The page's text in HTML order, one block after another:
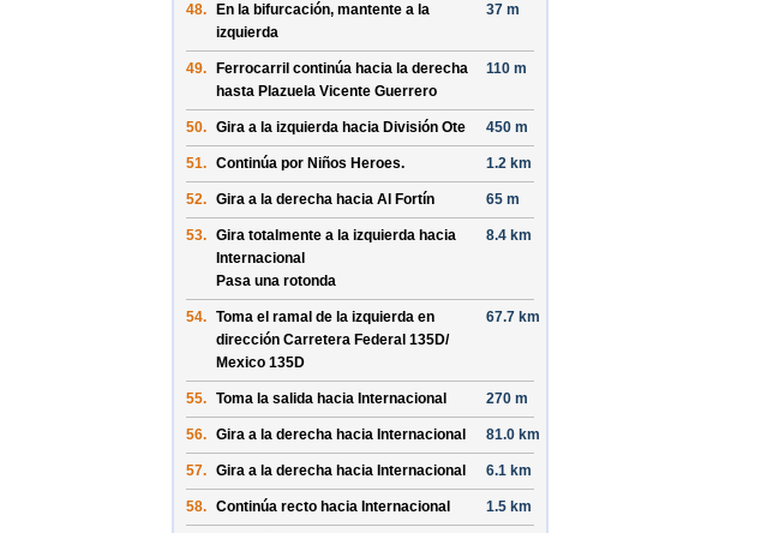
48.
En la bifurcación, mantente a la
izquierda
37 m
49. Ferrocarril continúa hacia la derecha
hasta Plazuela Vicente Guerrero
110 m
50. Gira a la izquierda hacia División Ote 450 m
51. Continúa por Niños Heroes. 1.2 km
52. Gira a la derecha hacia Al Fortín 65 m
53. Gira totalmente a la izquierda hacia
Internacional
Pasa una rotonda
8.4 km
54. Toma el ramal de la izquierda en
dirección Carretera Federal 135D/
Mexico 135D
67.7 km
55. Toma la salida hacia Internacional 270 m
56. Gira a la derecha hacia Internacional 81.0 km
57. Gira a la derecha hacia Internacional 6.1 km
58. Continúa recto hacia Internacional 1.5 km